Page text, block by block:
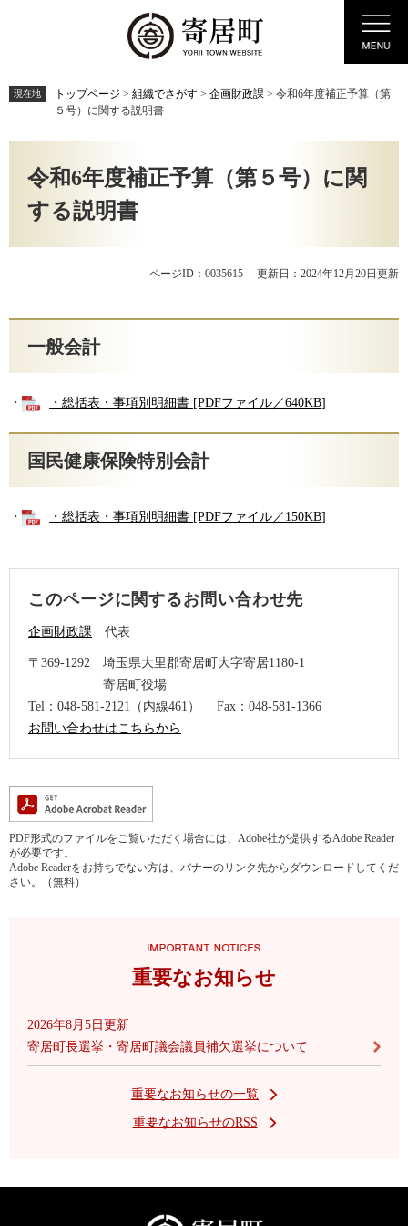
先
頭
す。
を
飛
し
現在地 トップページ > 組織でさがす > 企画財政課 > 令和6年度補正予算（第
５号）に関する説明書
令和6年度補正予算（第５号）に関
する説明書
ページID：0035615 更新日：2024年12月20日更新
一般会計
・ ・総括表・事項別明細書 [PDFファイル／640KB]
国民健康保険特別会計
・ ・総括表・事項別明細書 [PDFファイル／150KB]
このページに関するお問い合わせ先
企画財政課 代表
〒369-1292
埼玉県大里郡寄居町大字寄居1180-1
寄居町役場
Tel：048-581-2121（内線461）
Fax：048-581-1366
お問い合わせはこちらから
PDF形式のファイルをご覧いただく場合には、Adobe社が提供するAdobe Reader
が必要です。
Adobe Readerをお持ちでない方は、バナーのリンク先からダウンロードしてくだ
さい。（無料）
重要なお知らせ
2026年8月5日更新
寄居町長選挙・寄居町議会議員補欠選挙について
重要なお知らせの一覧
重要なお知らせのRSS